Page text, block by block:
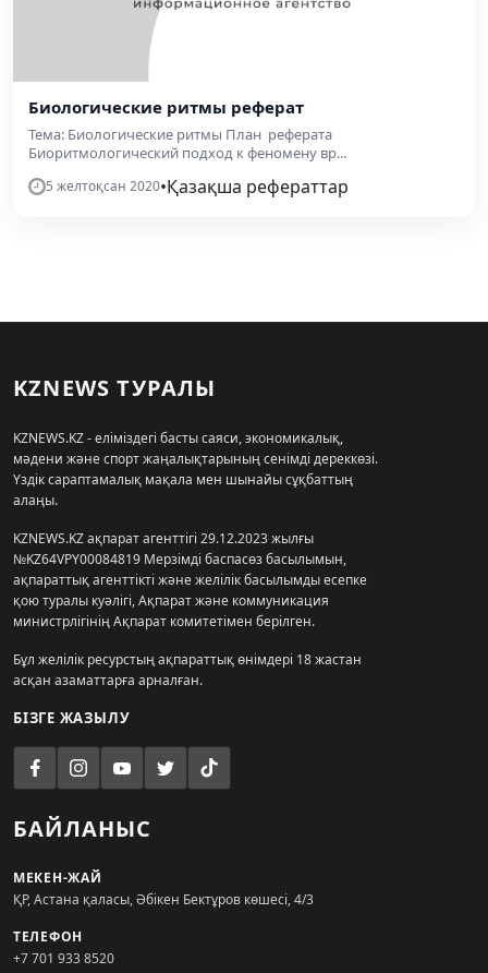
Биологические ритмы реферат
Тема: Биологические ритмы План реферата
Биоритмологический подход к феномену вр...
5 желтоқсан 2020•Қазақша рефераттар
KZNEWS ТУРАЛЫ
KZNEWS.KZ - еліміздегі басты саяси, экономикалық,
мәдени және спорт жаңалықтарының сенімді дереккөзі.
Үздік сараптамалық мақала мен шынайы сұқбаттың
алаңы.
KZNEWS.KZ ақпарат агенттігі 29.12.2023 жылғы
№KZ64VPY00084819 Мерзімді баспасөз басылымын,
ақпараттық агенттікті және желілік басылымды есепке
қою туралы куәлігі, Ақпарат және коммуникация
министрлігінің Ақпарат комитетімен берілген.
Бұл желілік ресурстың ақпараттық өнімдері 18 жастан
асқан азаматтарға арналған.
БІЗГЕ ЖАЗЫЛУ
БАЙЛАНЫС
МЕКЕН-ЖАЙ
ҚР, Астана қаласы, Әбікен Бектұров көшесі, 4/3
ТЕЛЕФОН
+7 701 933 8520